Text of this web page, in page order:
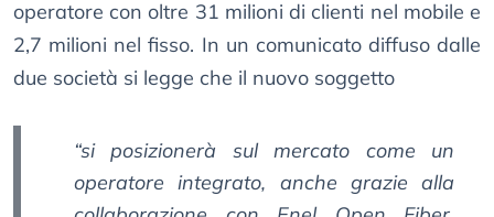
operatore con oltre 31 milioni di clienti nel mobile e
2,7 milioni nel fisso. In un comunicato diffuso dalle
due società si legge che il nuovo soggetto
“si posizionerà sul mercato come un
operatore integrato, anche grazie alla